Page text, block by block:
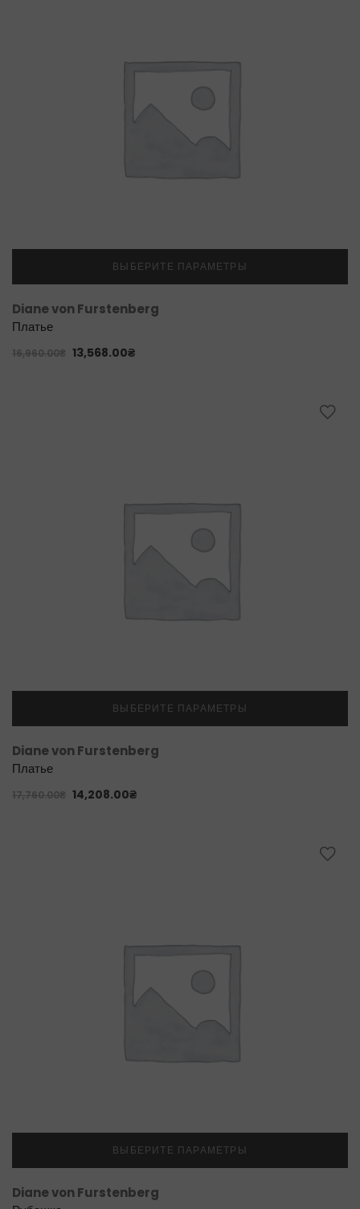
ВЫБЕРИТЕ ПАРАМЕТРЫ
Diane von Furstenberg
Платье
16,960.00₴ 13,568.00₴
ВЫБЕРИТЕ ПАРАМЕТРЫ
Diane von Furstenberg
Платье
17,760.00₴ 14,208.00₴
ВЫБЕРИТЕ ПАРАМЕТРЫ
Diane von Furstenberg